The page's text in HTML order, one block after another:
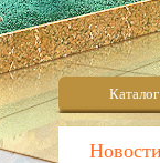
Каталог